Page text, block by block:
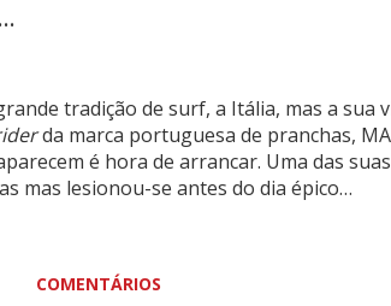
tradição de surf, a Itália, mas a sua
da marca portuguesa de pranchas,
é hora de arrancar. Uma das
mas lesionou-se antes do dia épico…
COMENTÁRIOS